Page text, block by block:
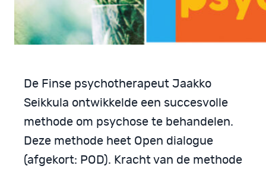
De Finse psychotherapeut Jaakko
Seikkula ontwikkelde een succesvolle
methode om psychose te behandelen.
Deze methode heet Open dialogue
(afgekort: POD). Kracht van de methode